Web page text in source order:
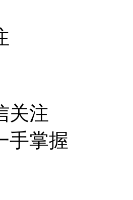
关注
手掌握